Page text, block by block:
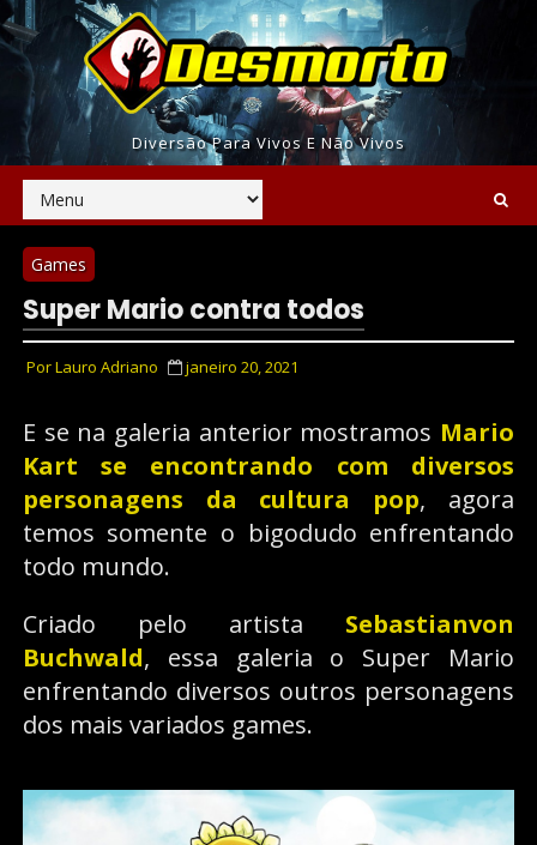
Diversão Para Vivos E Não Vivos
Games
Super Mario contra todos
PorLauro Adriano janeiro 20, 2021
E se na galeria anterior mostramos Mario
Kart se encontrando com diversos
personagens da cultura pop, agora
temos somente o bigodudo enfrentando
todo mundo.
Criado pelo artista Sebastianvon
Buchwald, essa galeria o Super Mario
enfrentando diversos outros personagens
dos mais variados games.